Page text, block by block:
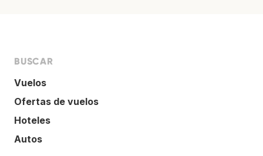
BUSCAR
Vuelos
Ofertas de vuelos
Hoteles
Autos